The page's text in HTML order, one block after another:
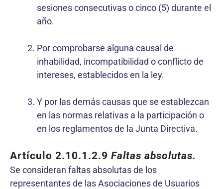
sesiones consecutivas o cinco (5) durante el
año.
Por comprobarse alguna causal de
inhabilidad, incompatibilidad o conflicto de
intereses, establecidos en la ley.
Y por las demás causas que se establezcan
en las normas relativas a la participación o
en los reglamentos de la Junta Directiva.
Artículo 2.10.1.2.9 Faltas absolutas.
Se consideran faltas absolutas de los
representantes de las Asociaciones de Usuarios